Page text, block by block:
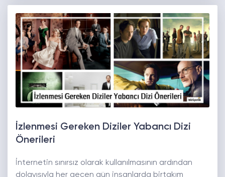
İzlenmesi Gereken Diziler Yabancı Dizi
Önerileri
İnternetin sınırsız olarak kullanılmasının ardından
dolayısıyla her geçen gün insanlarda birtakım